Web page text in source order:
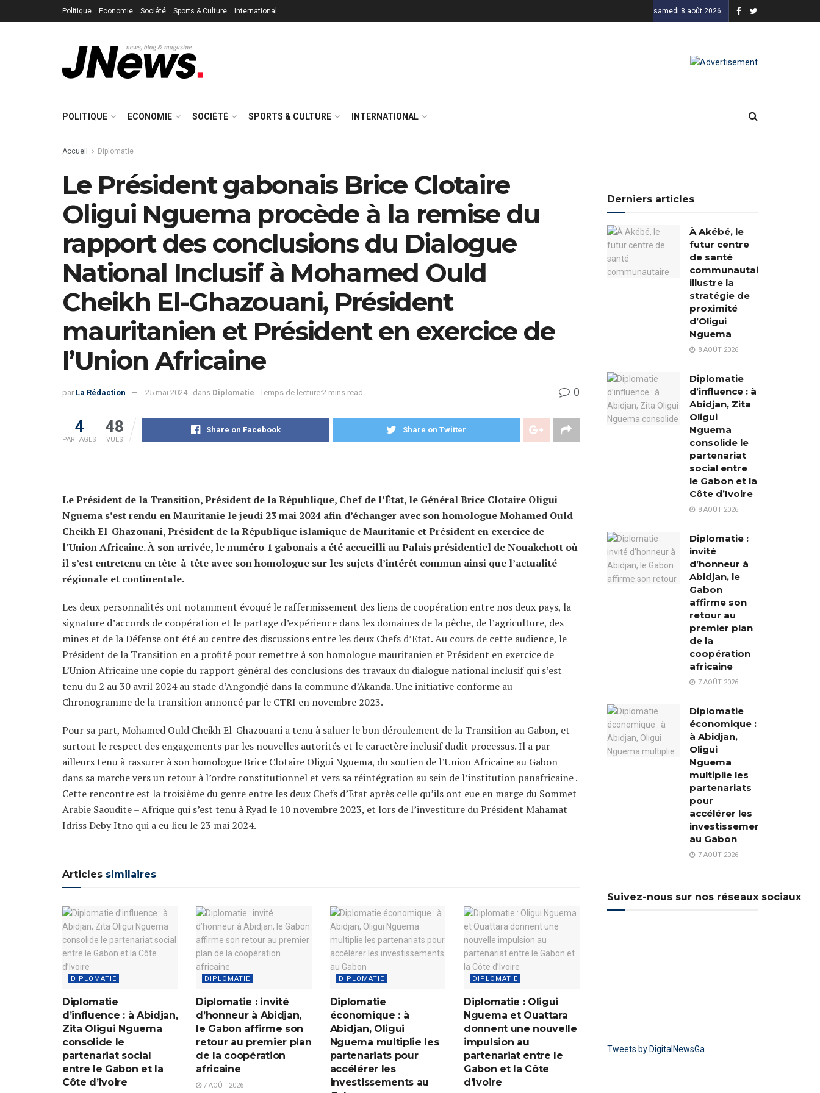
Politique Economie Société Sports & Culture International samedi 8 août 2026
POLITIQUE ECONOMIE SOCIÉTÉ SPORTS & CULTURE INTERNATIONAL
Accueil Diplomatie
Le Président gabonais Brice Clotaire
Oligui Nguema procède à la remise du
rapport des conclusions du Dialogue
National Inclusif à Mohamed Ould
Cheikh El-Ghazouani, Président
mauritanien et Président en exercice de
l’Union Africaine
par La Rédaction 25 mai 2024 dans Diplomatie Temps de lecture:2 mins read 0
4
PARTAGES
48
VUES
Share on Facebook Share on Twitter
Le Président de la Transition, Président de la République, Chef de l’État, le Général Brice Clotaire Oligui
Nguema s’est rendu en Mauritanie le jeudi 23 mai 2024 afin d’échanger avec son homologue Mohamed Ould
Cheikh El-Ghazouani, Président de la République islamique de Mauritanie et Président en exercice de
l’Union Africaine. À son arrivée, le numéro 1 gabonais a été accueilli au Palais présidentiel de Nouakchott où
il s’est entretenu en tête-à-tête avec son homologue sur les sujets d’intérêt commun ainsi que l’actualité
régionale et continentale.
Les deux personnalités ont notamment évoqué le raffermissement des liens de coopération entre nos deux pays, la
signature d’accords de coopération et le partage d’expérience dans les domaines de la pêche, de l’agriculture, des
mines et de la Défense ont été au centre des discussions entre les deux Chefs d’Etat. Au cours de cette audience, le
Président de la Transition en a profité pour remettre à son homologue mauritanien et Président en exercice de
L’Union Africaine une copie du rapport général des conclusions des travaux du dialogue national inclusif qui s’est
tenu du 2 au 30 avril 2024 au stade d’Angondjé dans la commune d’Akanda. Une initiative conforme au
Chronogramme de la transition annoncé par le CTRI en novembre 2023.
Pour sa part, Mohamed Ould Cheikh El-Ghazouani a tenu à saluer le bon déroulement de la Transition au Gabon, et
surtout le respect des engagements par les nouvelles autorités et le caractère inclusif dudit processus. Il a par
ailleurs tenu à rassurer à son homologue Brice Clotaire Oligui Nguema, du soutien de l’Union Africaine au Gabon
dans sa marche vers un retour à l’ordre constitutionnel et vers sa réintégration au sein de l’institution panafricaine .
Cette rencontre est la troisième du genre entre les deux Chefs d’Etat après celle qu’ils ont eue en marge du Sommet
Arabie Saoudite – Afrique qui s’est tenu à Ryad le 10 novembre 2023, et lors de l’investiture du Président Mahamat
Idriss Deby Itno qui a eu lieu le 23 mai 2024.
Articles similaires
DIPLOMATIE
Diplomatie
d’influence : à Abidjan,
Zita Oligui Nguema
consolide le
partenariat social
entre le Gabon et la
Côte d’Ivoire
DIPLOMATIE
Diplomatie : invité
d’honneur à Abidjan,
le Gabon affirme son
retour au premier plan
de la coopération
africaine
7 AOÛT 2026
DIPLOMATIE
Diplomatie
économique : à
Abidjan, Oligui
Nguema multiplie les
partenariats pour
accélérer les
investissements au
DIPLOMATIE
Diplomatie : Oligui
Nguema et Ouattara
donnent une nouvelle
impulsion au
partenariat entre le
Gabon et la Côte
d’Ivoire
Derniers articles
À Akébé, le
futur centre
de santé
communautaire
illustre la
stratégie de
proximité
d’Oligui
Nguema
8 AOÛT 2026
Diplomatie
d’influence : à
Abidjan, Zita
Oligui
Nguema
consolide le
partenariat
social entre
le Gabon et la
Côte d’Ivoire
8 AOÛT 2026
Diplomatie :
invité
d’honneur à
Abidjan, le
Gabon
affirme son
retour au
premier plan
de la
coopération
africaine
7 AOÛT 2026
Diplomatie
économique :
à Abidjan,
Oligui
Nguema
multiplie les
partenariats
pour
accélérer les
investissements
au Gabon
7 AOÛT 2026
Suivez-nous sur nos réseaux sociaux
Tweets by DigitalNewsGa